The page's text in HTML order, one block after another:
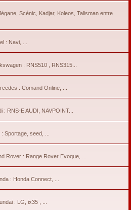
Scénic, Kadjar, Koleos, Talisman entre
: Navi, ...
: RNS510 , RNS315...
: Comand Online, ...
RNS-E AUDI, NAVPOINT...
Sportage, seed, ...
Rover : Range Rover Evoque, ...
: Honda Connect, ...
: LG, ix35 , ...